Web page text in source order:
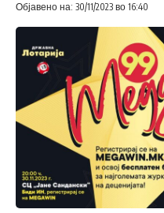
Објавено на: 30/11/2023 во 16:40